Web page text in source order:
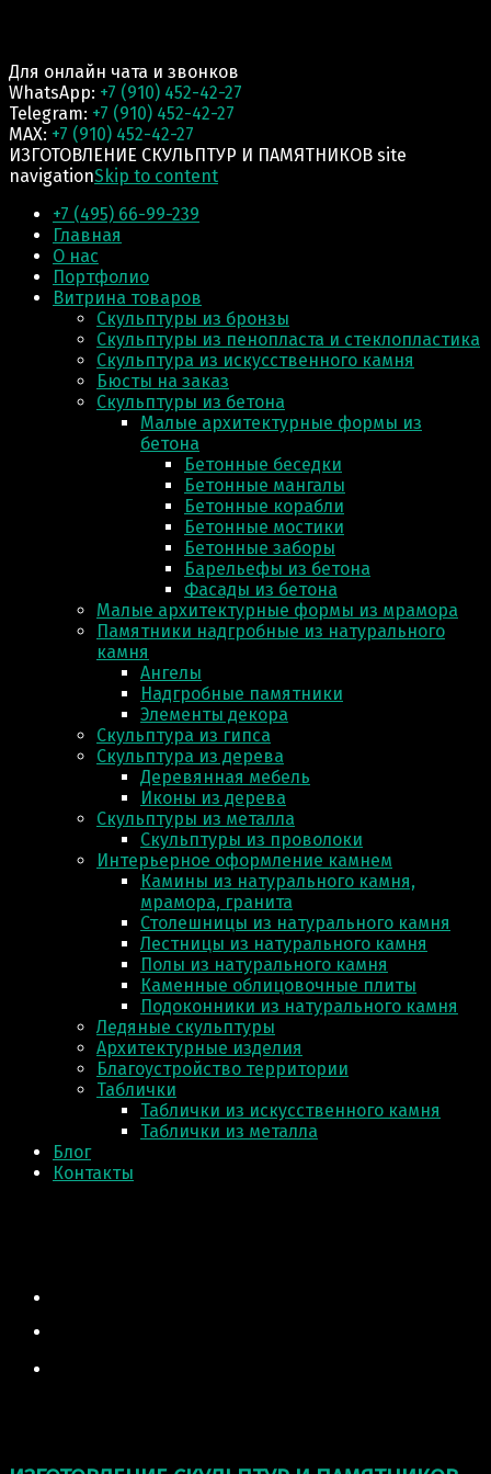
Для онлайн чата и звонков
WhatsApp: +7 (910) 452-42-27
Telegram: +7 (910) 452-42-27
MAX: +7 (910) 452-42-27
ИЗГОТОВЛЕНИЕ СКУЛЬПТУР И ПАМЯТНИКОВ site
navigationSkip to content
+7 (495) 66-99-239
Главная
О нас
Портфолио
Витрина товаров
Скульптуры из бронзы
Скульптуры из пенопласта и стеклопластика
Скульптура из искусственного камня
Бюсты на заказ
Скульптуры из бетона
Малые архитектурные формы из
бетона
Бетонные беседки
Бетонные мангалы
Бетонные корабли
Бетонные мостики
Бетонные заборы
Барельефы из бетона
Фасады из бетона
Малые архитектурные формы из мрамора
Памятники надгробные из натурального
камня
Ангелы
Надгробные памятники
Элементы декора
Скульптура из гипса
Скульптура из деревa
Деревянная мебель
Иконы из дерева
Скульптуры из металла
Скульптуры из проволоки
Интерьерное оформление камнем
Камины из натурального камня,
мрамора, гранита
Столешницы из натурального камня
Лестницы из натурального камня
Полы из натурального камня
Каменные облицовочные плиты
Подоконники из натурального камня
Ледяные скульптуры
Архитектурные изделия
Благоустройство территории
Таблички
Таблички из искусственного камня
Таблички из металла
Блог
Контакты